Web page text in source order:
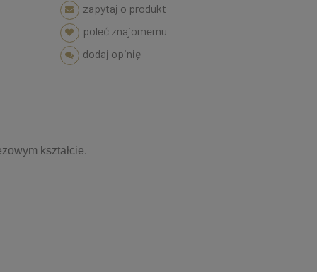
zapytaj o produkt
poleć znajomemu
dodaj opinię
kształcie.